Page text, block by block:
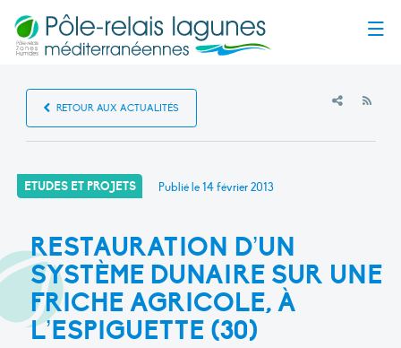
RETOUR AUX ACTUALITÉS
ETUDES ET PROJETS Publié le14 février 2013
RESTAURATION D’UN
SYSTÈME DUNAIRE SUR UNE
FRICHE AGRICOLE, À
L’ESPIGUETTE (30)